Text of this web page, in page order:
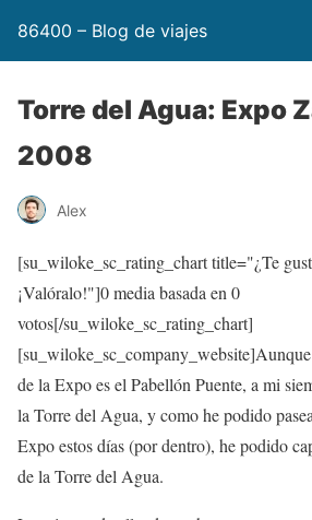
86400 – Blog de viajes
Torre del Agua: Expo
2008
Alex
[su_wiloke_sc_rating_chart title="¿Te
¡Valóralo!"]0media basada en 0
votos[/su_wiloke_sc_rating_chart]
de la Expo es el Pabellón Puente, a mi
la Torre del Agua, y como he podido
Expo estos días (por dentro), he podido
de la Torre del Agua.